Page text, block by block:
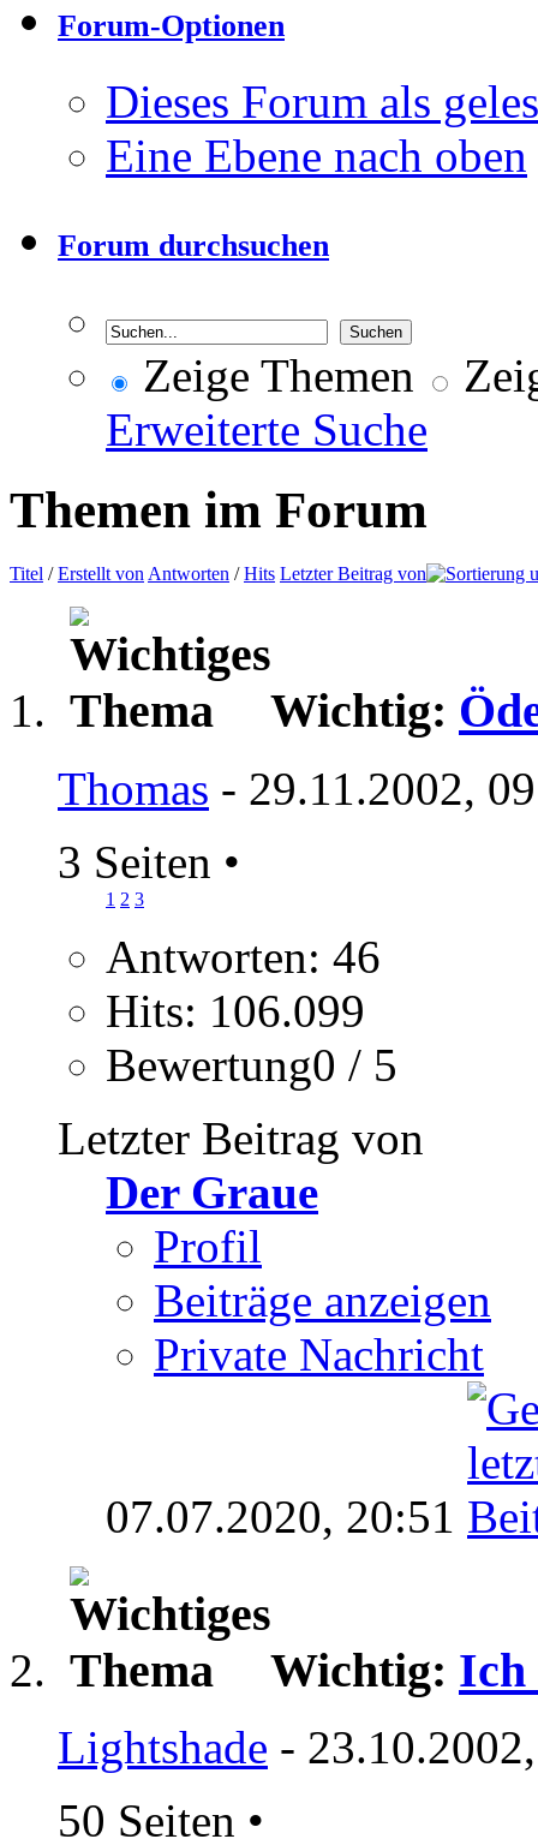
Forum-Optionen
Dieses Forum als
Eine Ebene nach oben
Forum durchsuchen
Zeige Themen
Erweiterte Suche
Themen im Forum
Titel /Erstellt von Antworten /Hits Letzter Beitrag von
Wichtig:
Thomas - 29.11.2002,
3 Seiten •
1 2 3
Antworten: 46
Hits: 106.099
Bewertung0 / 5
Letzter Beitrag von
Der Graue
Profil
Beiträge anzeigen
Private Nachricht
07.07.2020, 20:51
Wichtig: Ich
Lightshade -
50 Seiten •